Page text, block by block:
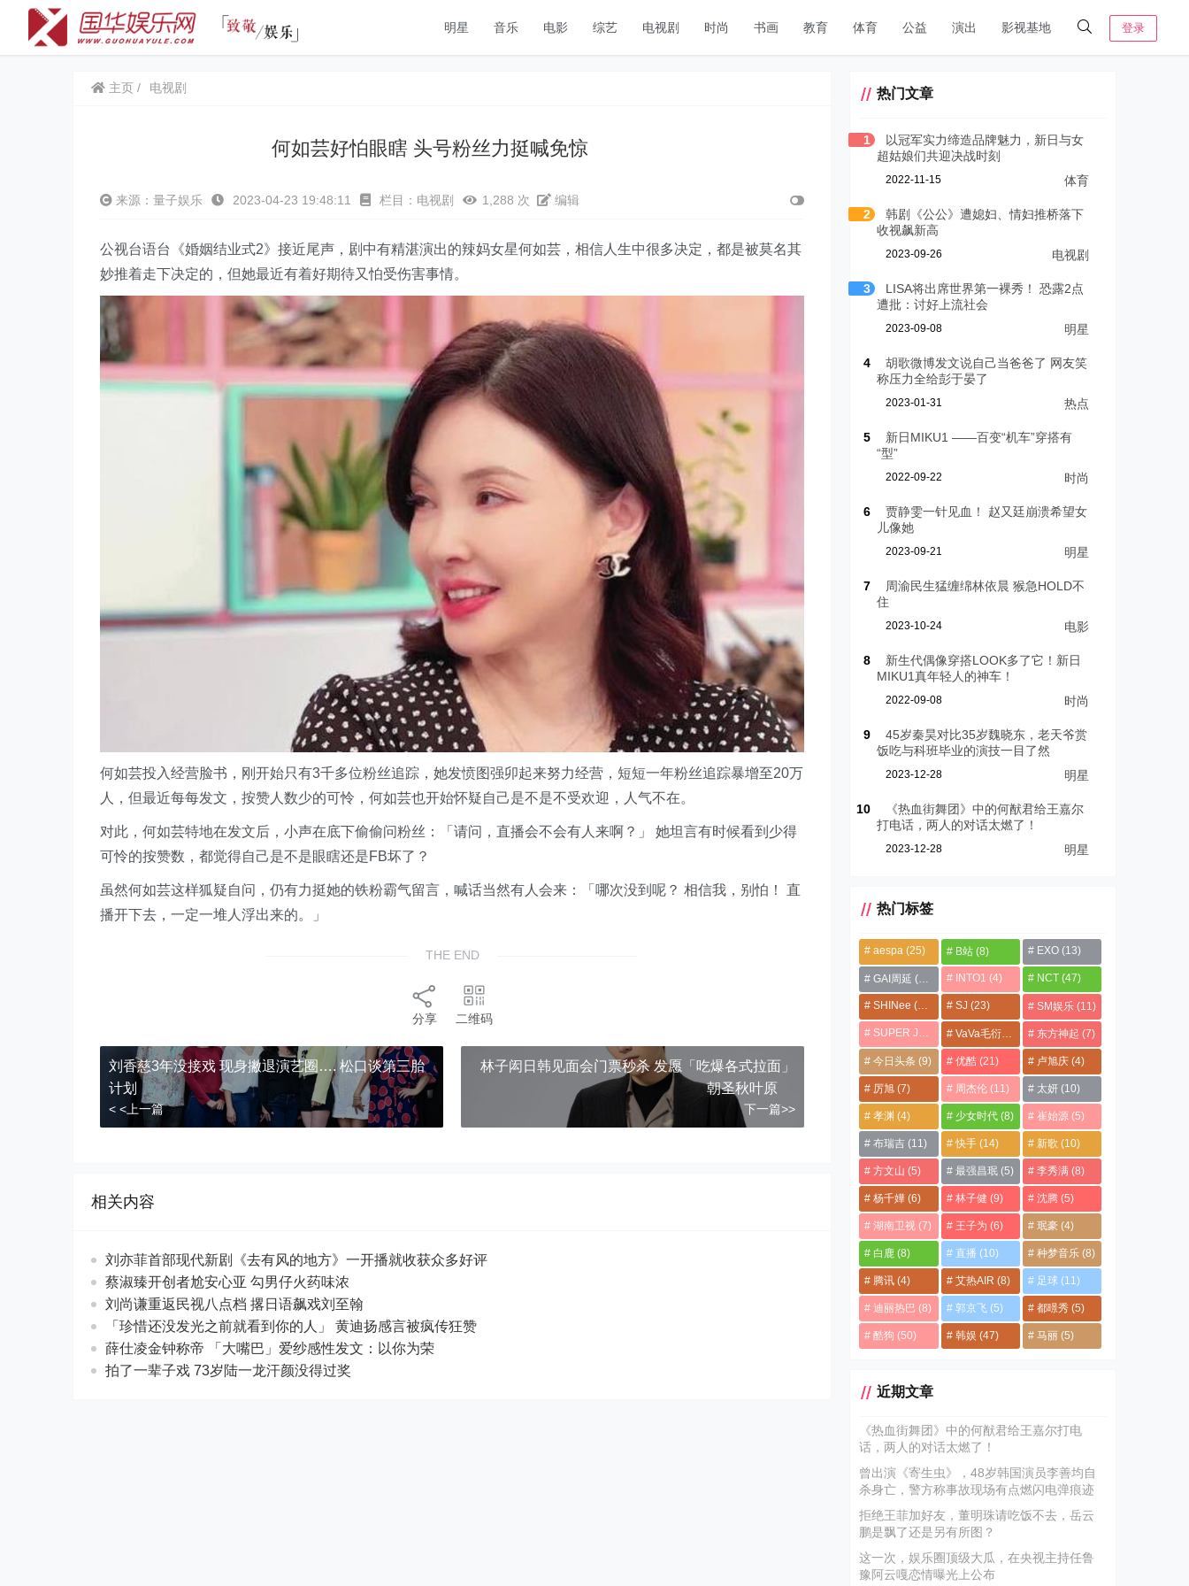
明星 音乐 电影 综艺 电视剧 时尚 书画 教育 体育 公益 演出 影视基地 登录
主页 电视剧
何如芸好怕眼瞎 头号粉丝力挺喊免惊
来源：量子娱乐 2023-04-23 19:48:11 栏目： 电视剧 1,288 次 编辑
公视台语台《婚姻结业式2》接近尾声，剧中有精湛演出的辣妈女星何如芸，相信人生中很多决定，都是被莫名其
妙推着走下决定的，但她最近有着好期待又怕受伤害事情。
何如芸投入经营脸书，刚开始只有3千多位粉丝追踪，她发愤图强卯起来努力经营，短短一年粉丝追踪暴增至20万
人，但最近每每发文，按赞人数少的可怜，何如芸也开始怀疑自己是不是不受欢迎，人气不在。
对此，何如芸特地在发文后，小声在底下偷偷问粉丝：「请问，直播会不会有人来啊？」 她坦言有时候看到少得
可怜的按赞数，都觉得自己是不是眼瞎还是FB坏了？
虽然何如芸这样狐疑自问，仍有力挺她的铁粉霸气留言，喊话当然有人会来：「哪次没到呢？ 相信我，别怕！ 直
播开下去，一定一堆人浮出来的。」
THE END
分享 二维码
刘香慈3年没接戏 现身撇退演艺圈…. 松口谈第三胎
计划
< <上一篇
林子闳日韩见面会门票秒杀 发愿「吃爆各式拉面」
朝圣秋叶原
下一篇>>
相关内容
刘亦菲首部现代新剧《去有风的地方》一开播就收获众多好评
蔡淑臻开创者尬安心亚 勾男仔火药味浓
刘尚谦重返民视八点档 撂日语飙戏刘至翰
「珍惜还没发光之前就看到你的人」 黄迪扬感言被疯传狂赞
薛仕凌金钟称帝 「大嘴巴」爱纱感性发文：以你为荣
拍了一辈子戏 73岁陆一龙汗颜没得过奖
热门文章
1
以冠军实力缔造品牌魅力，新日与女
超姑娘们共迎决战时刻
2022-11-15 体育
2
韩剧《公公》遭媳妇、情妇推桥落下
收视飙新高
2023-09-26 电视剧
3
LISA将出席世界第一裸秀！ 恐露2点
遭批：讨好上流社会
2023-09-08 明星
4
胡歌微博发文说自己当爸爸了 网友笑
称压力全给彭于晏了
2023-01-31 热点
5
新日MIKU1 ——百变“机车”穿搭有
“型”
2022-09-22 时尚
6
贾静雯一针见血！ 赵又廷崩溃希望女
儿像她
2023-09-21 明星
7
周渝民生猛缠绵林依晨 猴急HOLD不
住
2023-10-24 电影
8
新生代偶像穿搭LOOK多了它！新日
MIKU1真年轻人的神车！
2022-09-08 时尚
9
45岁秦昊对比35岁魏晓东，老天爷赏
饭吃与科班毕业的演技一目了然
2023-12-28 明星
10
《热血街舞团》中的何猷君给王嘉尔
打电话，两人的对话太燃了！
2023-12-28 明星
热门标签
aespa (25) B站(8) EXO(13)
GAI周延 (21) INTO1 (4) NCT(47)
SHINee (13) SJ (23) SM娱乐(11)
SUPER JUNIOR (4)
VaVa毛衍七 东方神起 (7)
今日头条 (9) 优酷(21) 卢旭庆(4)
厉旭 (7) 周杰伦(11) 太妍(10)
孝渊 (4) 少女时代(8) 崔始源(5)
布瑞吉 (11) 快手(14) 新歌 (10)
方文山 (5) 最强昌珉(5) 李秀满(8)
杨千嬅 (6) 林子健 (9) 沈腾(5)
湖南卫视 (7) 王子为 (6) 珉豪(4)
白鹿 (8) 直播 (10) 种梦音乐(8)
腾讯 (4) 艾热AIR (8) 足球(11)
迪丽热巴 (8) 郭京飞(5) 都暻秀(5)
酷狗 (50) 韩娱 (47) 马丽(5)
近期文章
《热血街舞团》中的何猷君给王嘉尔打电
话，两人的对话太燃了！
曾出演《寄生虫》，48岁韩国演员李善均自
杀身亡，警方称事故现场有点燃闪电弹痕迹
拒绝王菲加好友，董明珠请吃饭不去，岳云
鹏是飘了还是另有所图？
这一次，娱乐圈顶级大瓜，在央视主持任鲁
豫阿云嘎恋情曝光上公布